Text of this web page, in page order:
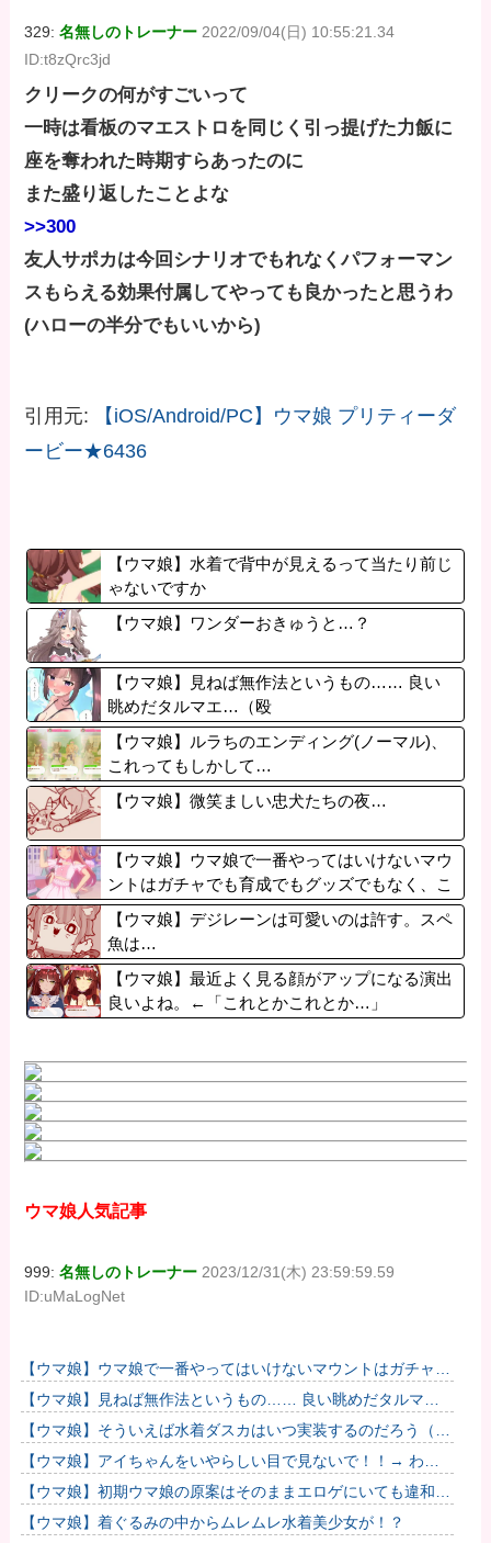
329:名無しのトレーナー 2022/09/04(日) 10:55:21.34
ID:t8zQrc3jd
クリークの何がすごいって
一時は看板のマエストロを同じく引っ提げた力飯に
座を奪われた時期すらあったのに
また盛り返したことよな
>>300
友人サポカは今回シナリオでもれなくパフォーマン
スもらえる効果付属してやっても良かったと思うわ
(ハローの半分でもいいから)
引用元:
【iOS/Android/PC】ウマ娘 プリティーダ
ービー★6436
【ウマ娘】水着で背中が見えるって当たり前じ
ゃないですか
【ウマ娘】ワンダーおきゅうと…？
【ウマ娘】見ねば無作法というもの…… 良い
眺めだタルマエ…（殴
【ウマ娘】ルラちのエンディング(ノーマル)、
これってもしかして…
【ウマ娘】微笑ましい忠犬たちの夜…
【ウマ娘】ウマ娘で一番やってはいけないマウ
ントはガチャでも育成でもグッズでもなく、こ
れ。
【ウマ娘】デジレーンは可愛いのは許す。スペ
魚は…
【ウマ娘】最近よく見る顔がアップになる演出
良いよね。←「これとかこれとか…」
ウマ娘人気記事
999:名無しのトレーナー 2023/12/31(木) 23:59:59.59
ID:uMaLogNet
【ウマ娘】ウマ娘で一番やってはいけないマウントはガチャで
も育成でもグッズでもなく、これ。
【ウマ娘】見ねば無作法というもの…… 良い眺めだタルマ
エ…（殴
【ウマ娘】そういえば水着ダスカはいつ実装するのだろう（ﾃﾞ
ｯｯｯ
【ウマ娘】アイちゃんをいやらしい目で見ないで！！→ わか
りました…
【ウマ娘】初期ウマ娘の原案はそのままエロゲにいても違和感
がないんだ。
【ウマ娘】着ぐるみの中からムレムレ水着美少女が！？